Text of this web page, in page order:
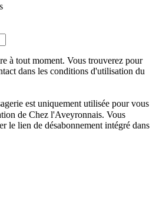
à tout moment. Vous trouverez pour
dans les conditions d'utilisation du
est uniquement utilisée pour vous
de Chez l'Aveyronnais. Vous
le lien de désabonnement intégré dans